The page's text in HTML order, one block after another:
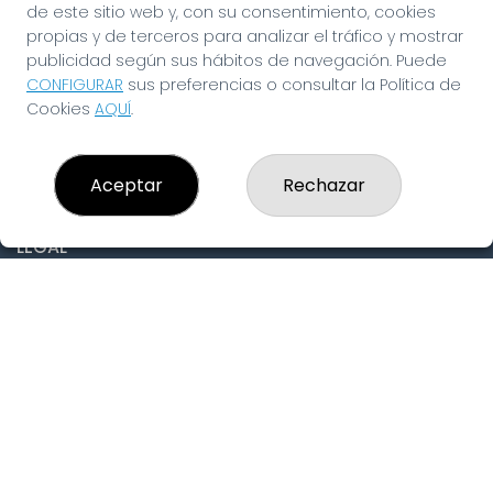
CONTACTO
ADMINISTRACION DE LOTERIAS: 19-FUENLABRADA -
RECEPTOR OFICIAL: 97910
916429571
pedidos@laninadelasuerte.es
Fuenlabrada, 28941
(Madrid) España
LEGAL
de este sitio web y, con su consentimiento, cookies
propias y de terceros para analizar el tráfico y mostrar
publicidad según sus hábitos de navegación. Puede
CONFIGURAR sus preferencias o consultar la Política de
Cookies AQUÍ.
Aceptar Rechazar